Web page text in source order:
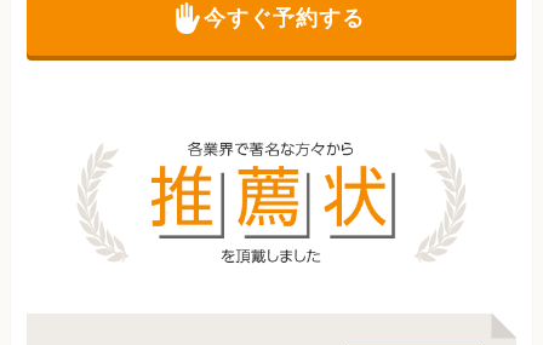
今すぐ予約する